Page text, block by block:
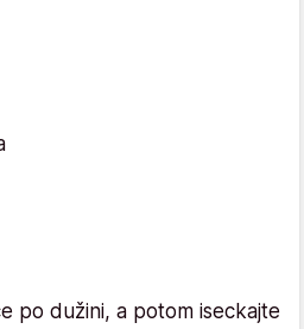
po dužini, a potom iseckajte